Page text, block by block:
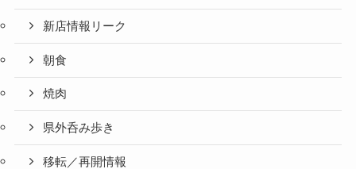
新店情報リーク
朝食
焼肉
県外呑み歩き
移転／再開情報